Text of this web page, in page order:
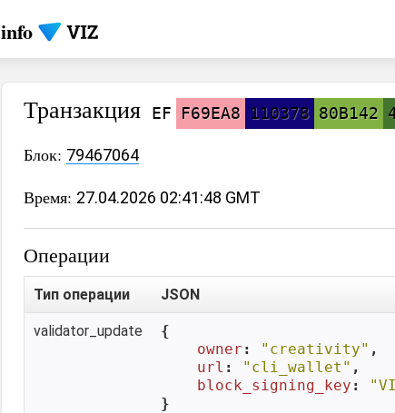
info
Транзакция EF F69EA8 110378 80B142
Блок: 79467064
Время: 27.04.2026 02:41:48 GMT
Операции
Тип операции JSON
validator_update
{
owner : "creativity" ,
url : "cli_wallet" ,
block_signing_key :
}